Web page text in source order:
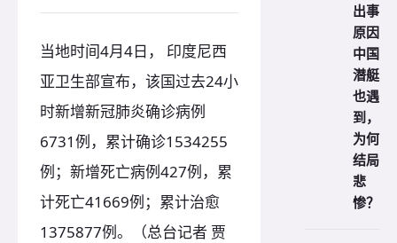
当地时间4月4日， 印度尼西
亚卫生部宣布，该国过去24小
时新增新冠肺炎确诊病例
6731例，累计确诊1534255
例；新增死亡病例427例，累
计死亡41669例；累计治愈
1375877例。（总台记者 贾
出事
原因
中国
潜艇
也遇
到，
为何
结局
悲
惨？